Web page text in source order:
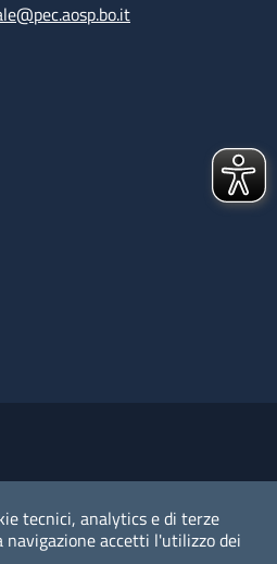
tecnici, analytics e di terze
navigazione accetti l'utilizzo dei
del dato personale